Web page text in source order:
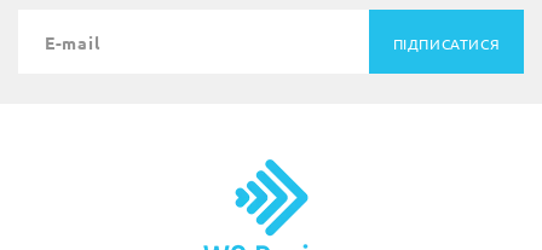
ПІДПИСАТИСЯ